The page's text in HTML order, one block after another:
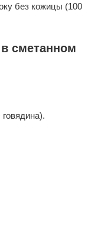
без кожицы (100
сметанном